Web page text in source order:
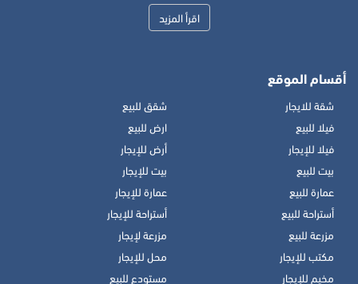
اقرأ المزيد
أقسام الموقع
شقة للايجار
شقق للبيع
فيلا للبيع
ارض للبيع
فيلا للإيجار
أرض للإيجار
بيت للبيع
بيت للإيجار
عمارة للبيع
عمارة للإيجار
أستراحة للبيع
أستراحة للإيجار
مزرعة للبيع
مزرعة لإيجار
مكتب للإيجار
محل للإيجار
مخيم للإيجار
مستودع للبيع